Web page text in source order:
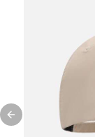
Previous slide